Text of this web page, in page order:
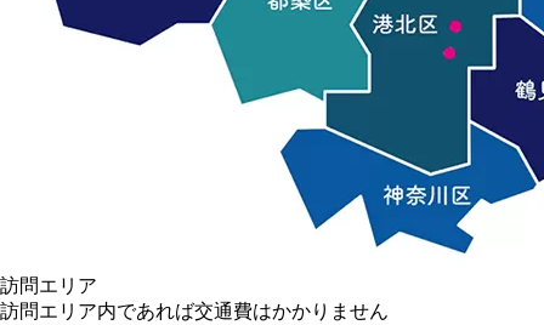
訪問エリア
訪問エリア内であれば交通費はかかりません